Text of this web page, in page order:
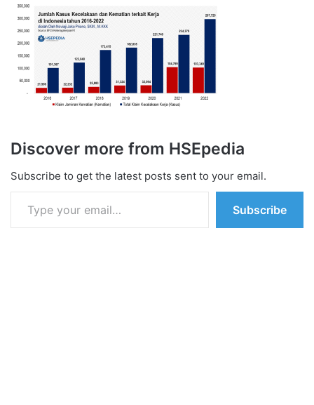
Discover more from HSEpedia
Subscribe to get the latest posts sent to your email.
Type your email…
Subscribe